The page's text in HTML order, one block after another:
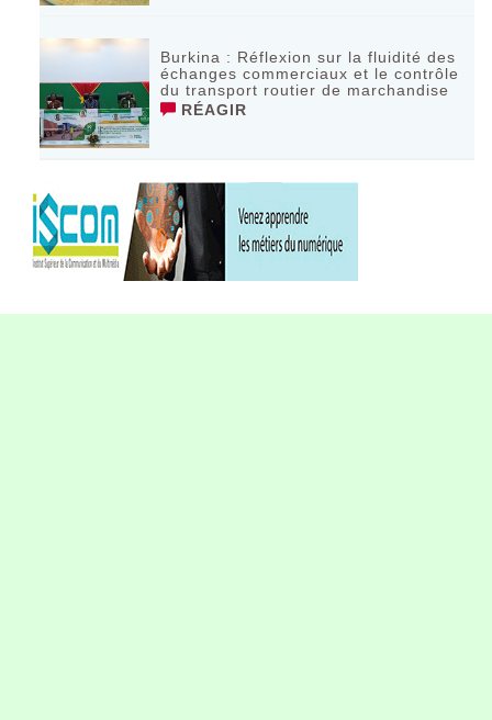
Burkina : Réflexion sur la fluidité des
échanges commerciaux et le contrôle
du transport routier de marchandise
RÉAGIR